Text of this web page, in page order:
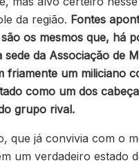
da região. Fontes
os mesmos que, há
sede da Associação de
friamente um miliciano
como um dos
grupo rival.
que já convivia com o
um verdadeiro estado